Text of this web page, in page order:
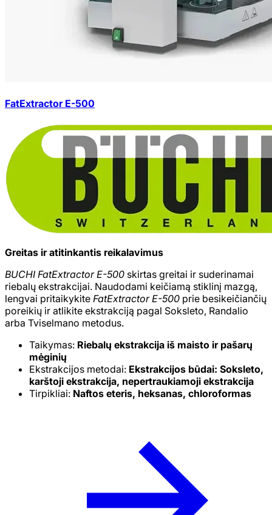
FatExtractor E-500
Greitas ir atitinkantis reikalavimus
BUCHI FatExtractor E-500 skirtas greitai ir suderinamai
riebalų ekstrakcijai. Naudodami keičiamą stiklinį mazgą,
lengvai pritaikykite FatExtractor E-500 prie besikeičiančių
poreikių ir atlikite ekstrakciją pagal Soksleto, Randalio
arba Tviselmano metodus.
Taikymas: Riebalų ekstrakcija iš maisto ir pašarų
mėginių
Ekstrakcijos metodai: Ekstrakcijos būdai: Soksleto,
karštoji ekstrakcija, nepertraukiamoji ekstrakcija
Tirpikliai: Naftos eteris, heksanas, chloroformas